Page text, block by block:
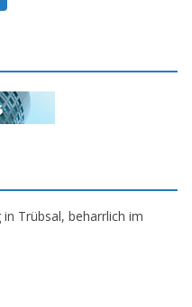
Trübsal, beharrlich im